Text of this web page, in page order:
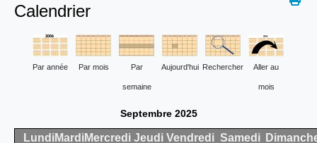
Calendrier
Par année Par mois Par
semaine
Aujourd'hui Rechercher Aller au
mois
Septembre 2025
LundiMardiMercredi Jeudi Vendredi Samedi